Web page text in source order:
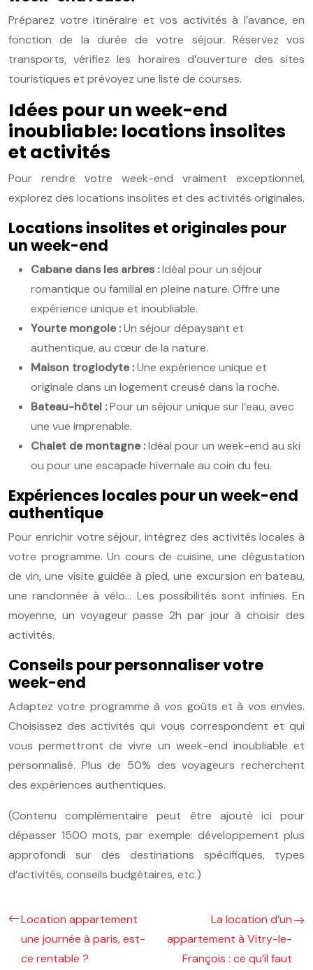
Préparez votre itinéraire et vos activités à l’avance, en
fonction de la durée de votre séjour. Réservez vos
transports, vérifiez les horaires d’ouverture des sites
touristiques et prévoyez une liste de courses.
Idées pour un week-end
inoubliable: locations insolites
et activités
Pour rendre votre week-end vraiment exceptionnel,
explorez des locations insolites et des activités originales.
Locations insolites et originales pour
un week-end
Cabane dans les arbres :Idéal pour un séjour
romantique ou familial en pleine nature. Offre une
expérience unique et inoubliable.
Yourte mongole :Un séjour dépaysant et
authentique, au cœur de la nature.
Maison troglodyte :Une expérience unique et
originale dans un logement creusé dans la roche.
Bateau-hôtel :Pour un séjour unique sur l’eau, avec
une vue imprenable.
Chalet de montagne :Idéal pour un week-end au ski
ou pour une escapade hivernale au coin du feu.
Expériences locales pour un week-end
authentique
Pour enrichir votre séjour, intégrez des activités locales à
votre programme. Un cours de cuisine, une dégustation
de vin, une visite guidée à pied, une excursion en bateau,
une randonnée à vélo… Les possibilités sont infinies. En
moyenne, un voyageur passe 2h par jour à choisir des
activités.
Conseils pour personnaliser votre
week-end
Adaptez votre programme à vos goûts et à vos envies.
Choisissez des activités qui vous correspondent et qui
vous permettront de vivre un week-end inoubliable et
personnalisé. Plus de 50% des voyageurs recherchent
des expériences authentiques.
(Contenu complémentaire peut être ajouté ici pour
dépasser 1500 mots, par exemple: développement plus
approfondi sur des destinations spécifiques, types
d’activités, conseils budgétaires, etc.)
Location appartement
une journée à paris, est-
ce rentable ?
La location d’un
appartement à Vitry-le-
François : ce qu’il faut